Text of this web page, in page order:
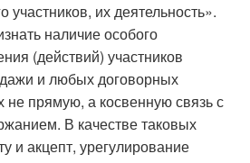
участников, их деятельность».
наличие особого
(действий) участников
и любых договорных
прямую, а косвенную связь с
В качестве таковых
и акцепт, урегулирование